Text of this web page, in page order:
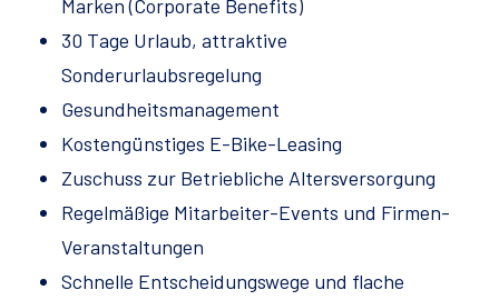
Marken (Corporate Benefits)
30 Tage Urlaub, attraktive
Sonderurlaubsregelung
Gesundheitsmanagement
Kostengünstiges E-Bike-Leasing
Zuschuss zur Betriebliche Altersversorgung
Regelmäßige Mitarbeiter-Events und Firmen-
Veranstaltungen
Schnelle Entscheidungswege und flache